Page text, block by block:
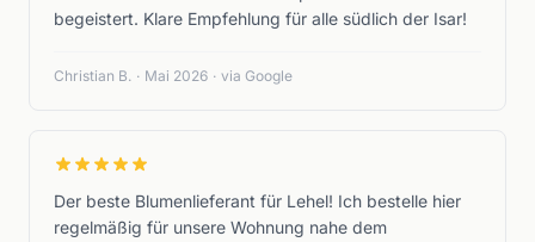
begeistert. Klare Empfehlung für alle südlich der Isar!
Christian B. · Mai 2026 · via Google
Der beste Blumenlieferant für Lehel! Ich bestelle hier
regelmäßig für unsere Wohnung nahe dem